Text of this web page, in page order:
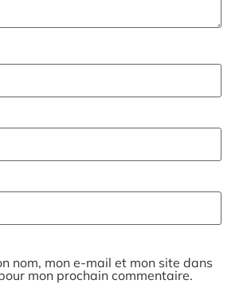
nom, mon e-mail et mon site dans
mon prochain commentaire.